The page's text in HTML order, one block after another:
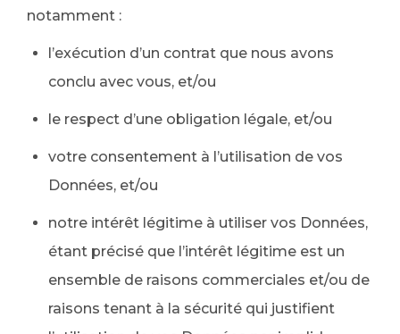
notamment :
l’exécution d’un contrat que nous avons
conclu avec vous, et/ou
le respect d’une obligation légale, et/ou
votre consentement à l’utilisation de vos
Données, et/ou
notre intérêt légitime à utiliser vos Données,
étant précisé que l’intérêt légitime est un
ensemble de raisons commerciales et/ou de
raisons tenant à la sécurité qui justifient